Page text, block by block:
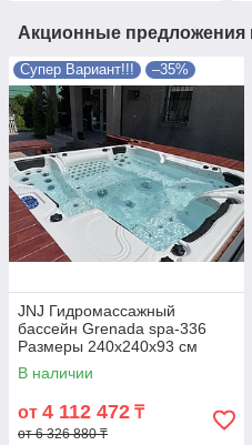
Акционные предложения
Супер Вариант!!! –35%
JNJ Гидромассажный
бассейн Grenada spa-336
Размеры 240x240x93 см
В наличии
от 4 112 472 ₸
от 6 326 880 ₸